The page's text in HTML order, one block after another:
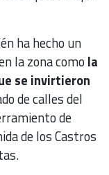
ha hecho un
la zona como la
se invirtieron
de calles del
de
de los Castros